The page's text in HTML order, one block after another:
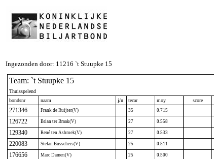
Ingezonden door: 11216 `t Stuupke 15
Team: `t Stuupke 15
Thuisspelend
bondsnr
naam j/n tecar moy score
271346 Frank de Ruijter(V) 35 0.715
126722 Brian ter Braak(V) 27 0.558
129340 René ten Asbroek(V) 27 0.533
220083 Stefan Busschers(V) 25 0.511
176656 Marc Damen(V) 25 0.500